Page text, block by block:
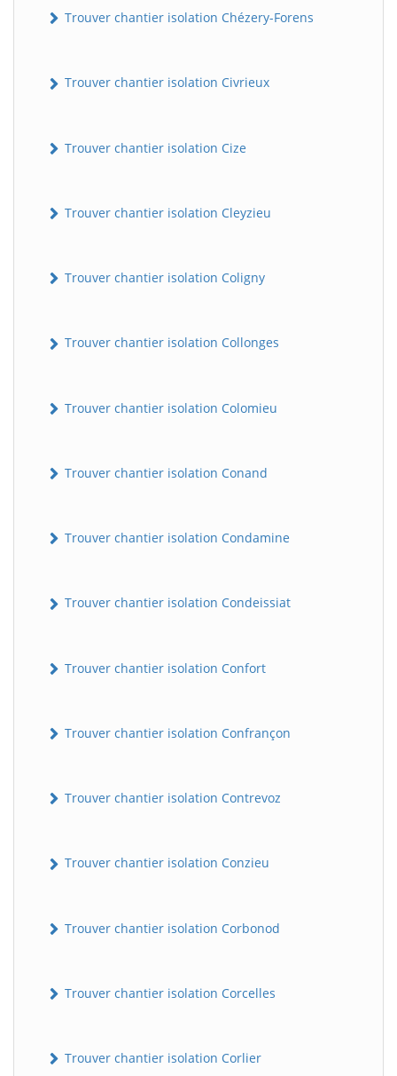
Trouver chantier isolation Chézery-Forens
Trouver chantier isolation Civrieux
Trouver chantier isolation Cize
Trouver chantier isolation Cleyzieu
Trouver chantier isolation Coligny
Trouver chantier isolation Collonges
Trouver chantier isolation Colomieu
Trouver chantier isolation Conand
Trouver chantier isolation Condamine
Trouver chantier isolation Condeissiat
Trouver chantier isolation Confort
Trouver chantier isolation Confrançon
Trouver chantier isolation Contrevoz
Trouver chantier isolation Conzieu
Trouver chantier isolation Corbonod
Trouver chantier isolation Corcelles
Trouver chantier isolation Corlier